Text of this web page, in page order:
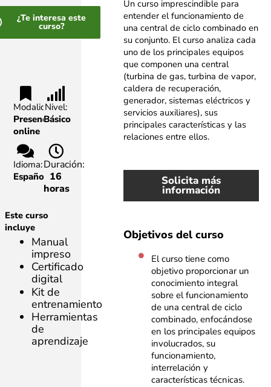
¿Te interesa este
curso?
Modalidad:
Presencial,
online
Nivel:
Básico
Idioma:
Español
Duración:
16
horas
Este curso
incluye
Manual
impreso
Certificado
digital
Kit de
entrenamiento
Herramientas
de
aprendizaje
Un curso imprescindible para
entender el funcionamiento de
una central de ciclo combinado en
su conjunto. El curso analiza cada
uno de los principales equipos
que componen una central
(turbina de gas, turbina de vapor,
caldera de recuperación,
generador, sistemas eléctricos y
servicios auxiliares), sus
principales características y las
relaciones entre ellos.
Solicita más
información
Objetivos del curso
El curso tiene como
objetivo proporcionar un
conocimiento integral
sobre el funcionamiento
de una central de ciclo
combinado, enfocándose
en los principales equipos
involucrados, su
funcionamiento,
interrelación y
características técnicas.